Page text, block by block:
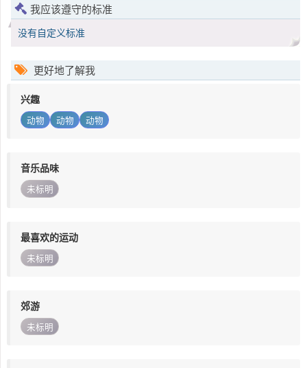
我应该遵守的标准
没有自定义标准
更好地了解我
兴趣
动物 动物 动物
音乐品味
未标明
最喜欢的运动
未标明
郊游
未标明